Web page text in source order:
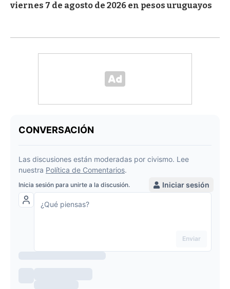
viernes 7 de agosto de 2026 en pesos uruguayos